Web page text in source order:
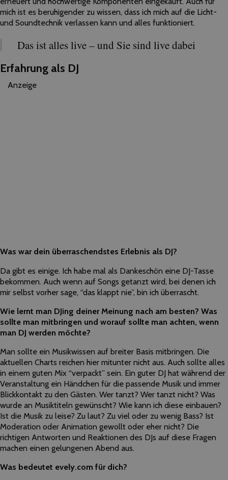
mich ist es beruhigender zu wissen, dass ich mich auf die Licht-
und Soundtechnik verlassen kann und alles funktioniert.
Das ist alles live – und Sie sind live dabei
Erfahrung als DJ
Anzeige
Was war dein überraschendstes Erlebnis als DJ?
Da gibt es einige. Ich habe mal als Dankeschön eine DJ-Tasse
bekommen. Auch wenn auf Songs getanzt wird, bei denen ich
mir selbst vorher sage, “das klappt nie”, bin ich überrascht.
Wie lernt man DJing deiner Meinung nach am besten? Was
sollte man mitbringen und worauf sollte man achten, wenn
man DJ werden möchte?
Man sollte ein Musikwissen auf breiter Basis mitbringen. Die
aktuellen Charts reichen hier mitunter nicht aus. Auch sollte alles
in einem guten Mix “verpackt” sein. Ein guter DJ hat während der
Veranstaltung ein Händchen für die passende Musik und immer
Blickkontakt zu den Gästen. Wer tanzt? Wer tanzt nicht? Was
wurde an Musiktiteln gewünscht? Wie kann ich diese einbauen?
Ist die Musik zu leise? Zu laut? Zu viel oder zu wenig Bass? Ist
Moderation oder Animation gewollt oder eher nicht? Die
richtigen Antworten und Reaktionen des DJs auf diese Fragen
machen einen gelungenen Abend aus.
Was bedeutet evely.com für dich?